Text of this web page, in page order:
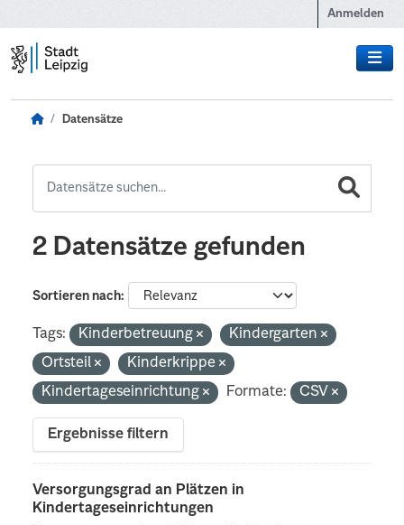
Anmelden
Datensätze
2 Datensätze gefunden
Sortieren nach
Tags: Kinderbetreuung
Kindergarten
Ortsteil
Kinderkrippe
Kindertageseinrichtung
Formate: CSV
Ergebnisse filtern
Versorgungsgrad an Plätzen in
Kindertageseinrichtungen